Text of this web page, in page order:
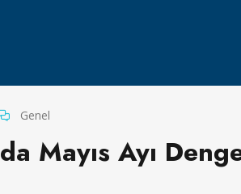
Genel
Mayıs Ayı